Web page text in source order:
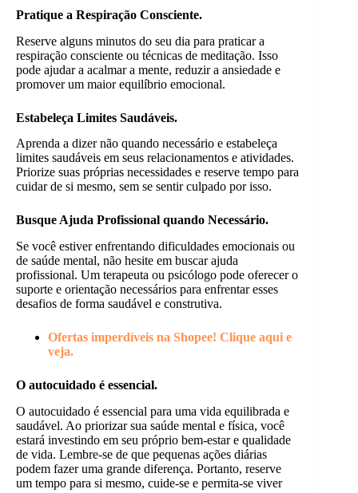
Pratique a Respiração Consciente.
Reserve alguns minutos do seu dia para praticar a
respiração consciente ou técnicas de meditação. Isso
pode ajudar a acalmar a mente, reduzir a ansiedade e
promover um maior equilíbrio emocional.
Estabeleça Limites Saudáveis.
Aprenda a dizer não quando necessário e estabeleça
limites saudáveis em seus relacionamentos e atividades.
Priorize suas próprias necessidades e reserve tempo para
cuidar de si mesmo, sem se sentir culpado por isso.
Busque Ajuda Profissional quando Necessário.
Se você estiver enfrentando dificuldades emocionais ou
de saúde mental, não hesite em buscar ajuda
profissional. Um terapeuta ou psicólogo pode oferecer o
suporte e orientação necessários para enfrentar esses
desafios de forma saudável e construtiva.
Ofertas imperdíveis na Shopee! Clique aqui e
veja.
O autocuidado é essencial.
O autocuidado é essencial para uma vida equilibrada e
saudável. Ao priorizar sua saúde mental e física, você
estará investindo em seu próprio bem-estar e qualidade
de vida. Lembre-se de que pequenas ações diárias
podem fazer uma grande diferença. Portanto, reserve
um tempo para si mesmo, cuide-se e permita-se viver